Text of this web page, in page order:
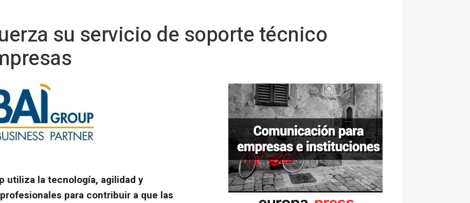
su servicio de soporte técnico
utiliza la tecnología, agilidad y
para contribuir a que las